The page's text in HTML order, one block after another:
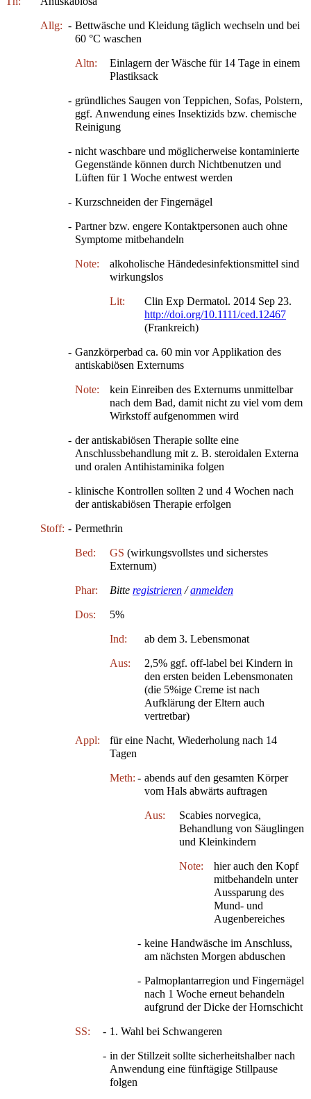
Allg: - Bettwäsche und Kleidung täglich wechseln und bei
60 °C waschen
Altn:
Einlagern der Wäsche für 14 Tage in einem
Plastiksack
- gründliches Saugen von Teppichen, Sofas, Polstern,
ggf. Anwendung eines Insektizids bzw. chemische
Reinigung
- nicht waschbare und möglicherweise kontaminierte
Gegenstände können durch Nichtbenutzen und
Lüften für 1 Woche entwest werden
- Kurzschneiden der Fingernägel
- Partner bzw. engere Kontaktpersonen auch ohne
Symptome mitbehandeln
Note:
alkoholische Händedesinfektionsmittel sind
wirkungslos
Lit:
Clin Exp Dermatol. 2014 Sep 23.
http://doi.org/10.1111/ced.12467
(Frankreich)
- Ganzkörperbad ca. 60 min vor Applikation des
antiskabiösen Externums
Note:
kein Einreiben des Externums unmittelbar
nach dem Bad, damit nicht zu viel vom dem
Wirkstoff aufgenommen wird
- der antiskabiösen Therapie sollte eine
Anschlussbehandlung mit z. B. steroidalen Externa
und oralen Antihistaminika folgen
- klinische Kontrollen sollten 2 und 4 Wochen nach
der antiskabiösen Therapie erfolgen
Stoff: - Permethrin
Bed: GS (wirkungsvollstes und sicherstes
Externum)
Phar: Bitte registrieren /anmelden
Dos: 5%
Ind: ab dem 3. Lebensmonat
Aus:
2,5% ggf. off-label bei Kindern in
den ersten beiden Lebensmonaten
(die 5%ige Creme ist nach
Aufklärung der Eltern auch
vertretbar)
Appl:
für eine Nacht, Wiederholung nach 14
Tagen
Meth: - abends auf den gesamten Körper
vom Hals abwärts auftragen
Aus:
Scabies norvegica,
Behandlung von Säuglingen
und Kleinkindern
Note:
hier auch den Kopf
mitbehandeln unter
Aussparung des
Mund- und
Augenbereiches
- keine Handwäsche im Anschluss,
am nächsten Morgen abduschen
- Palmoplantarregion und Fingernägel
nach 1 Woche erneut behandeln
aufgrund der Dicke der Hornschicht
SS: - 1. Wahl bei Schwangeren
- in der Stillzeit sollte sicherheitshalber nach
Anwendung eine fünftägige Stillpause
folgen